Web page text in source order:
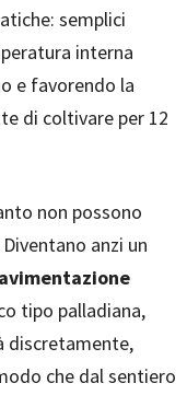
semplici
interna
e favorendo la
di coltivare per 12
non possono
anzi un
tipo palladiana,
discretamente,
che dal sentiero